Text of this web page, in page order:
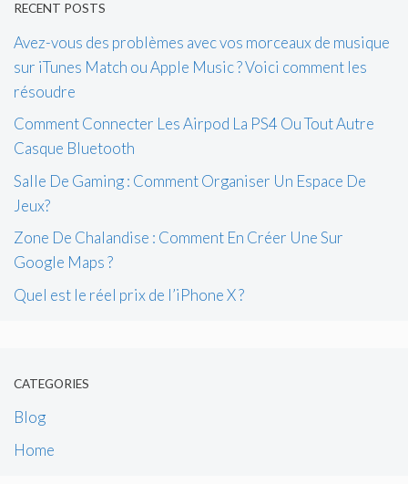
RECENT POSTS
Avez-vous des problèmes avec vos morceaux de musique
sur iTunes Match ou Apple Music ? Voici comment les
résoudre
Comment Connecter Les Airpod La PS4 Ou Tout Autre
Casque Bluetooth
Salle De Gaming : Comment Organiser Un Espace De
Jeux?
Zone De Chalandise : Comment En Créer Une Sur
Google Maps ?
Quel est le réel prix de l’iPhone X ?
CATEGORIES
Blog
Home